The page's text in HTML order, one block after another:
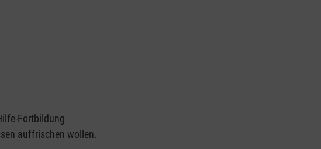
Fortbildung
auffrischen wollen.